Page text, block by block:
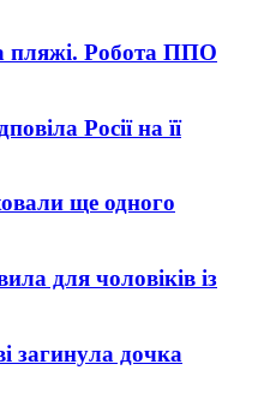
пляжі. Робота ППО
Росії на її
ще одного
для чоловіків із
загинула дочка